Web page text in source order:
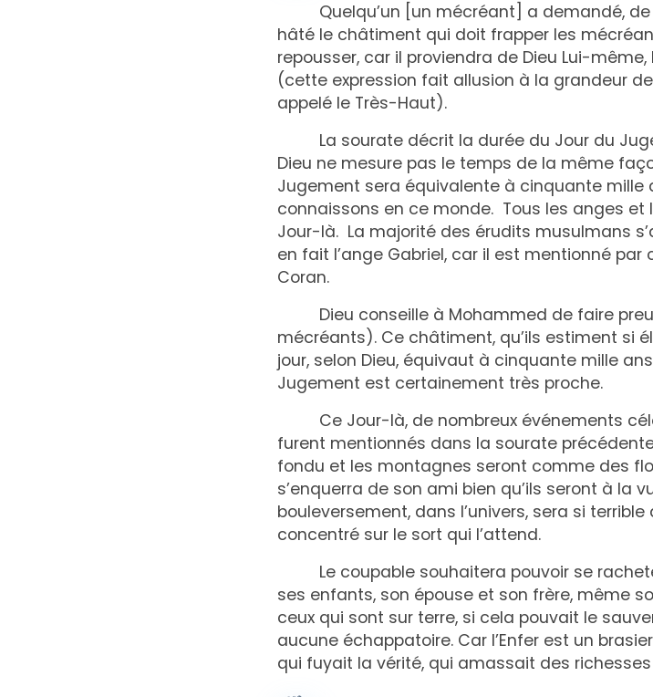
Quelqu’un [un mécréant] a demandé,
hâté le châtiment qui doit frapper les
repousser, car il proviendra de Dieu Lui-
(cette expression fait allusion à la grandeur
appelé le Très-Haut).
La sourate décrit la durée du Jour du
Dieu ne mesure pas le temps de la même
Jugement sera équivalente à cinquante mille
connaissons en ce monde. Tous les anges et
Jour-là. La majorité des érudits musulmans
en fait l’ange Gabriel, car il est mentionné
Coran.
Dieu conseille à Mohammed de faire
mécréants). Ce châtiment, qu’ils estiment si
jour, selon Dieu, équivaut à cinquante mille
Jugement est certainement très proche.
Ce Jour-là, de nombreux événements
furent mentionnés dans la sourate
fondu et les montagnes seront comme des
s’enquerra de son ami bien qu’ils seront à la
bouleversement, dans l’univers, sera si
concentré sur le sort qui l’attend.
Le coupable souhaitera pouvoir se
ses enfants, son épouse et son frère, même
ceux qui sont sur terre, si cela pouvait le
aucune échappatoire. Car l’Enfer est un
qui fuyait la vérité, qui amassait des